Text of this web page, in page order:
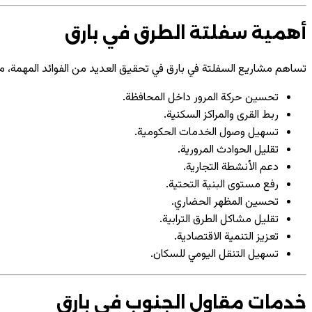
أهمية سفلتة الطرق في بارق
تساهم مشاريع السفلتة في بارق في تحقيق العديد من الفوائد المهمة،
تحسين حركة المرور داخل المحافظة.
ربط القرى والمراكز السكنية.
تسهيل وصول الخدمات الحكومية.
تقليل الحوادث المرورية.
دعم الأنشطة التجارية.
رفع مستوى البنية التحتية.
تحسين المظهر الحضاري.
تقليل مشاكل الطرق الترابية.
تعزيز التنمية الاقتصادية.
تسهيل التنقل اليومي للسكان.
خدمات مقاول الجنوب في بارق